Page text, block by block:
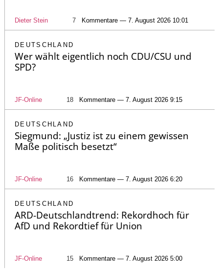
Dieter Stein 7 Kommentare — 7. August 2026 10:01
DEUTSCHLAND
Wer wählt eigentlich noch CDU/CSU und
SPD?
JF-Online 18 Kommentare — 7. August 2026 9:15
DEUTSCHLAND
Siegmund: „Justiz ist zu einem gewissen
Maße politisch besetzt“
JF-Online 16 Kommentare — 7. August 2026 6:20
DEUTSCHLAND
ARD-Deutschlandtrend: Rekordhoch für
AfD und Rekordtief für Union
JF-Online 15 Kommentare — 7. August 2026 5:00